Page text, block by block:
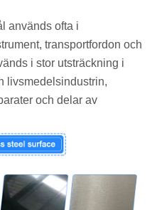
används ofta i
transportfordon och
i stor utsträckning i
livsmedelsindustrin,
och delar av